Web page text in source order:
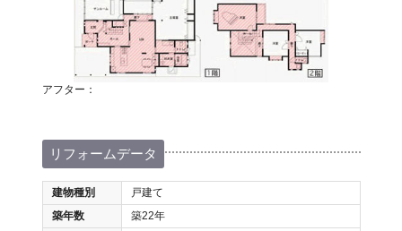
アフター：
リフォームデータ
建物種別
戸建て
築年数
築22年